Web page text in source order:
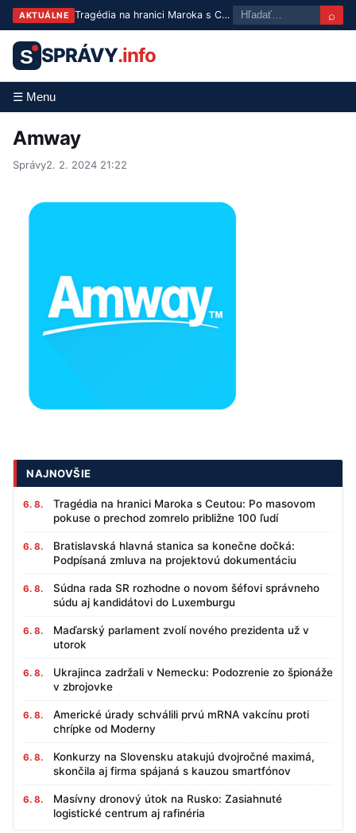
AKTUÁLNE Tragédia na hranici Maroka s Ceutou: Po masovom pokuse o prechod zomrelo približne 100 ľudí ⌕
S SPRÁVY.info
☰ Menu
Amway
Správy2. 2. 2024 21:22
NAJNOVŠIE
6. 8.
Tragédia na hranici Maroka s Ceutou: Po masovom
pokuse o prechod zomrelo približne 100 ľudí
6. 8.
Bratislavská hlavná stanica sa konečne dočká:
Podpísaná zmluva na projektovú dokumentáciu
6. 8.
Súdna rada SR rozhodne o novom šéfovi správneho
súdu aj kandidátovi do Luxemburgu
6. 8.
Maďarský parlament zvolí nového prezidenta už v
utorok
6. 8.
Ukrajinca zadržali v Nemecku: Podozrenie zo špionáže
v zbrojovke
6. 8.
Americké úrady schválili prvú mRNA vakcínu proti
chrípke od Moderny
6. 8.
Konkurzy na Slovensku atakujú dvojročné maximá,
skončila aj firma spájaná s kauzou smartfónov
6. 8.
Masívny dronový útok na Rusko: Zasiahnuté
logistické centrum aj rafinéria